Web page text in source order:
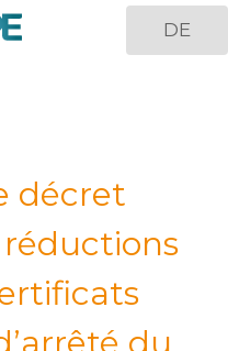
DE
décret
du